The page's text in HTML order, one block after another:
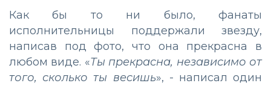
Как бы то ни было, фанаты
исполнительницы поддержали звезду,
написав под фото, что она прекрасна в
любом виде. «Ты прекрасна, независимо от
того, сколько ты весишь», - написал один